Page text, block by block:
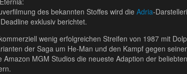
des bekannten Stoffes wird die Adria-
exklusiv berichtet.
wenig erfolgreichen Streifen von 1987 mit
der Saga um He-Man und den Kampf gegen
Amazon MGM Studios die neueste Adaption der